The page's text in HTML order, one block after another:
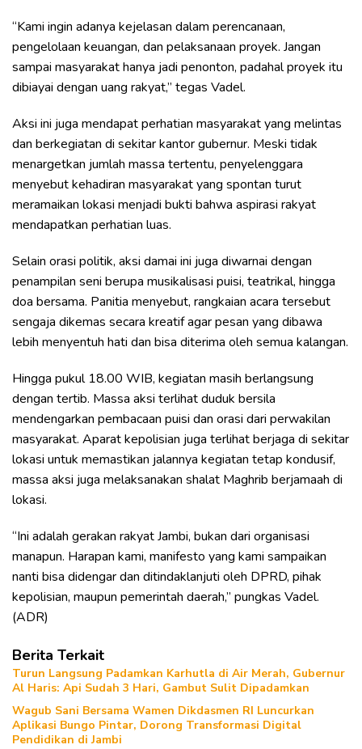
“Kami ingin adanya kejelasan dalam perencanaan,
pengelolaan keuangan, dan pelaksanaan proyek. Jangan
sampai masyarakat hanya jadi penonton, padahal proyek itu
dibiayai dengan uang rakyat,” tegas Vadel.
Aksi ini juga mendapat perhatian masyarakat yang melintas
dan berkegiatan di sekitar kantor gubernur. Meski tidak
menargetkan jumlah massa tertentu, penyelenggara
menyebut kehadiran masyarakat yang spontan turut
meramaikan lokasi menjadi bukti bahwa aspirasi rakyat
mendapatkan perhatian luas.
Selain orasi politik, aksi damai ini juga diwarnai dengan
penampilan seni berupa musikalisasi puisi, teatrikal, hingga
doa bersama. Panitia menyebut, rangkaian acara tersebut
sengaja dikemas secara kreatif agar pesan yang dibawa
lebih menyentuh hati dan bisa diterima oleh semua kalangan.
Hingga pukul 18.00 WIB, kegiatan masih berlangsung
dengan tertib. Massa aksi terlihat duduk bersila
mendengarkan pembacaan puisi dan orasi dari perwakilan
masyarakat. Aparat kepolisian juga terlihat berjaga di sekitar
lokasi untuk memastikan jalannya kegiatan tetap kondusif,
massa aksi juga melaksanakan shalat Maghrib berjamaah di
lokasi.
“Ini adalah gerakan rakyat Jambi, bukan dari organisasi
manapun. Harapan kami, manifesto yang kami sampaikan
nanti bisa didengar dan ditindaklanjuti oleh DPRD, pihak
kepolisian, maupun pemerintah daerah,” pungkas Vadel.
(ADR)
Berita Terkait
Turun Langsung Padamkan Karhutla di Air Merah, Gubernur
Al Haris: Api Sudah 3 Hari, Gambut Sulit Dipadamkan
Wagub Sani Bersama Wamen Dikdasmen RI Luncurkan
Aplikasi Bungo Pintar, Dorong Transformasi Digital
Pendidikan di Jambi